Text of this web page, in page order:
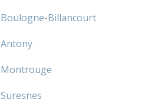
Billancourt